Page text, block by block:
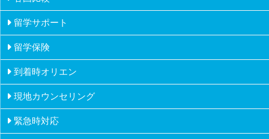
課外活動
大学生の留学
社会人の留学
ワーホリメーカーの留学
シニアの留学
フィジー
オーストラリア
カナダ
マルタ
留学サポート
留学保険
到着時オリエン
現地カウンセリング
緊急時対応